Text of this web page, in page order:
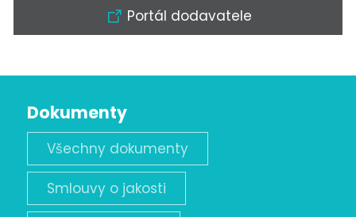
Portál dodavatele
Dokumenty
Všechny dokumenty
Smlouvy o jakosti